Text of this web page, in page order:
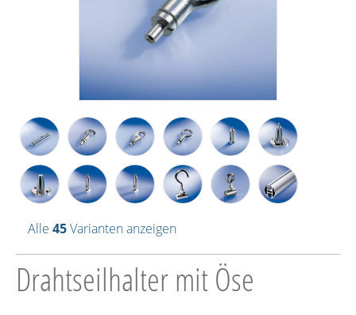
Alle 45Varianten anzeigen
Drahtseilhalter mit Öse